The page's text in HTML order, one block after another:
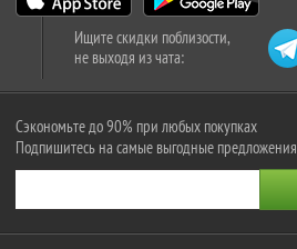
Ищите скидки поблизости,
не выходя из чата:
Сэкономьте до 90% при любых покупках
Подпишитесь на самые выгодные предложения